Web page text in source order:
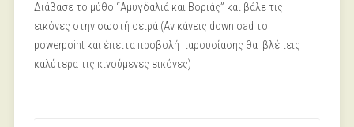
Διάβασε το μύθο “Αμυγδαλιά και Βοριάς” και βάλε τις
εικόνες στην σωστή σειρά (Αν κάνεις download το
powerpoint και έπειτα προβολή παρουσίασης θα βλέπεις
καλύτερα τις κινούμενες εικόνες)